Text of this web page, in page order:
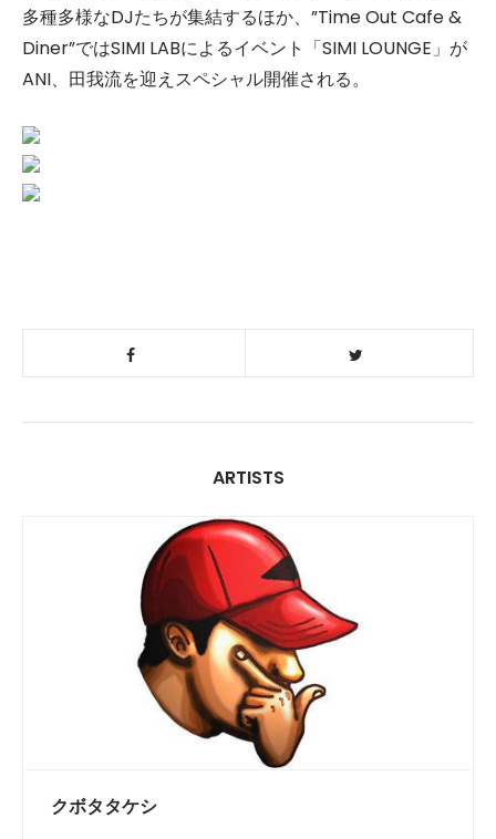
多種多様なDJたちが集結するほか、”Time Out Cafe &
Diner”ではSIMI LABによるイベント「SIMI LOUNGE」が
ANI、田我流を迎えスペシャル開催される。
ARTISTS
クボタタケシ